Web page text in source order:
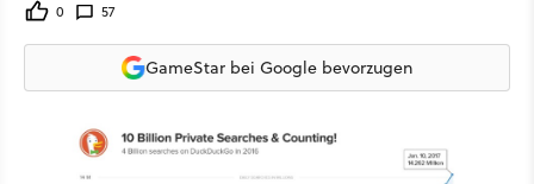
0 57
GameStar bei Google bevorzugen